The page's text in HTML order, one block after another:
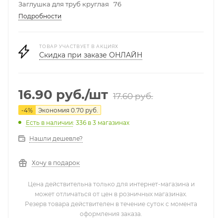
Заглушка для труб круглая 76
Подробности
ТОВАР УЧАСТВУЕТ В АКЦИЯХ
Скидка при заказе ОНЛАЙН
16.90 руб./шт 17.60руб.
-4% Экономия 0.70 руб.
Есть в наличии: 336 в 3 магазинах
Нашли дешевле?
Хочу в подарок
Цена действительна только для интернет-магазина и
может отличаться от цен в розничных магазинах.
Резерв товара действителен в течение суток с момента
оформления заказа.